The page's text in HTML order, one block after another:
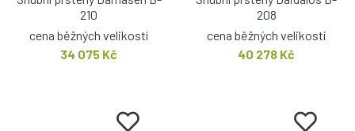
210
cena běžných velikostí
34 075 Kč
208
cena běžných velikostí
40 278 Kč